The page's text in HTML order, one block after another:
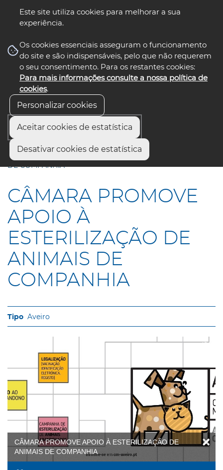
Este site utiliza cookies para melhorar a sua
experiência.
Os cookies essenciais asseguram o funcionamento
do site e são indispensáveis, pelo que não requerem
o seu consentimento. Para os restantes cookies:
Para mais informações consulte a nossa política de
cookies.
Personalizar cookies
Aceitar cookies de estatística
Desativar cookies de estatística
nos select language
Início
CÂMARA PROMOVE APOIO À ESTERILIZAÇÃO DE ANIMAIS
DE COMPANHIA
CÂMARA PROMOVE
APOIO À
ESTERILIZAÇÃO DE
ANIMAIS DE
COMPANHIA
Aveiro
CÂMARA PROMOVE APOIO À ESTERILIZAÇÃO DE
ANIMAIS DE COMPANHIA